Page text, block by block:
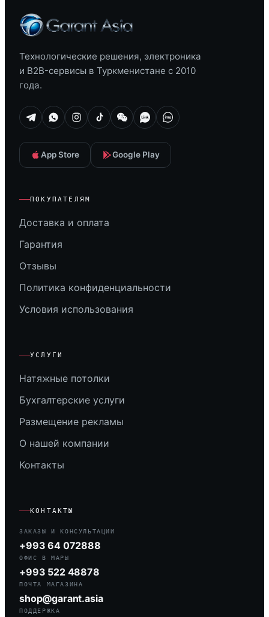
Технологические решения, электроника
и B2B-сервисы в Туркменистане с 2010
года.
App Store Google Play
ПОКУПАТЕЛЯМ
Доставка и оплата
Гарантия
Отзывы
Политика конфиденциальности
Условия использования
УСЛУГИ
Натяжные потолки
Бухгалтерские услуги
Размещение рекламы
О нашей компании
Контакты
КОНТАКТЫ
ЗАКАЗЫ И КОНСУЛЬТАЦИИ
+993 64 072888
ОФИС В МАРЫ
+993 522 48878
ПОЧТА МАГАЗИНА
shop@garant.asia
ПОДДЕРЖКА